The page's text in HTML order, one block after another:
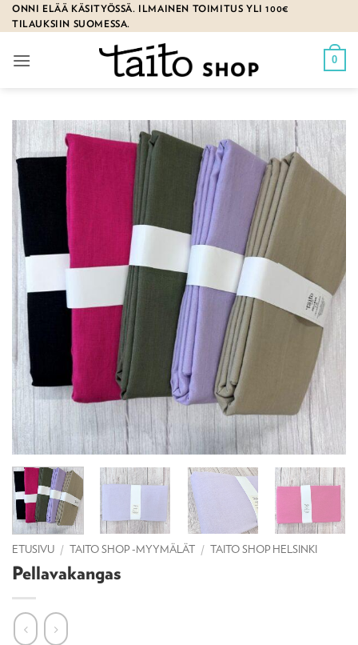
Skip
to
ONNI ELÄÄ KÄSITYÖSSÄ. ILMAINEN TOIMITUS YLI 100€
TILAUKSIIN SUOMESSA.
0
ETUSIVU / TAITO SHOP -MYYMÄLÄT / TAITO SHOP HELSINKI
Pellavakangas